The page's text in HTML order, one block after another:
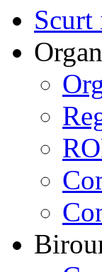
Scurt